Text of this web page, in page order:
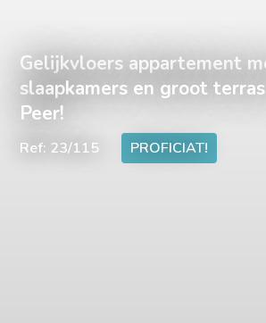
Gelijkvloers appartement
slaapkamers en groot
Peer!
Ref: 23/115 PROFICIAT!